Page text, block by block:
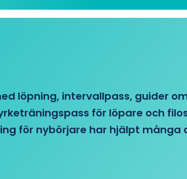
löpning, intervallpass, guider
för löpare och
för nybörjare har hjälpt många